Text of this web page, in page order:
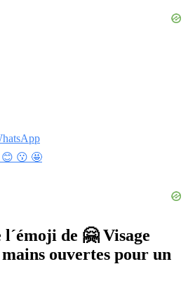
😊 😗 🤩
de 🤗 Visage
ouvertes pour un